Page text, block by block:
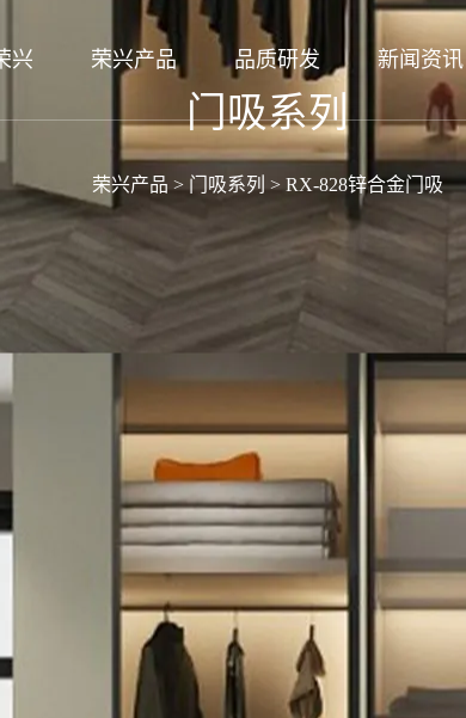
兴 荣兴产品 品质研发 新闻资讯
门吸系列
荣兴产品 > 门吸系列 > RX-828锌合金门吸